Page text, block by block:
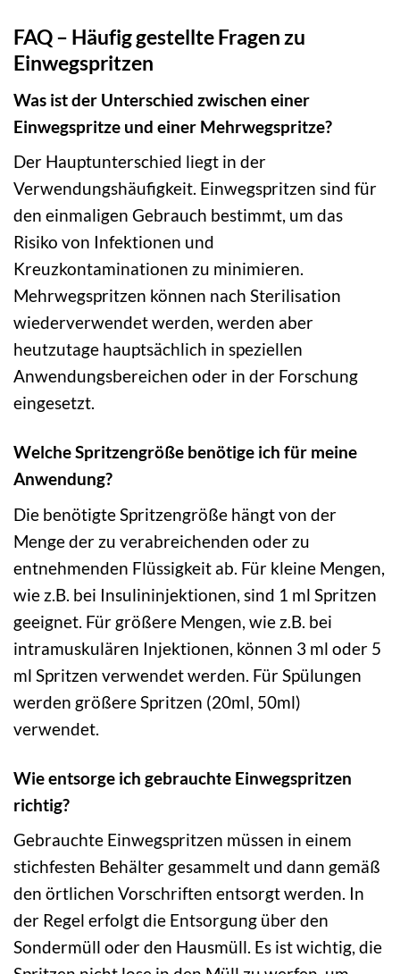
FAQ – Häufig gestellte Fragen zu
Einwegspritzen
Was ist der Unterschied zwischen einer
Einwegspritze und einer Mehrwegspritze?
Der Hauptunterschied liegt in der
Verwendungshäufigkeit. Einwegspritzen sind für
den einmaligen Gebrauch bestimmt, um das
Risiko von Infektionen und
Kreuzkontaminationen zu minimieren.
Mehrwegspritzen können nach Sterilisation
wiederverwendet werden, werden aber
heutzutage hauptsächlich in speziellen
Anwendungsbereichen oder in der Forschung
eingesetzt.
Welche Spritzengröße benötige ich für meine
Anwendung?
Die benötigte Spritzengröße hängt von der
Menge der zu verabreichenden oder zu
entnehmenden Flüssigkeit ab. Für kleine Mengen,
wie z.B. bei Insulininjektionen, sind 1 ml Spritzen
geeignet. Für größere Mengen, wie z.B. bei
intramuskulären Injektionen, können 3 ml oder 5
ml Spritzen verwendet werden. Für Spülungen
werden größere Spritzen (20ml, 50ml)
verwendet.
Wie entsorge ich gebrauchte Einwegspritzen
richtig?
Gebrauchte Einwegspritzen müssen in einem
stichfesten Behälter gesammelt und dann gemäß
den örtlichen Vorschriften entsorgt werden. In
der Regel erfolgt die Entsorgung über den
Sondermüll oder den Hausmüll. Es ist wichtig, die